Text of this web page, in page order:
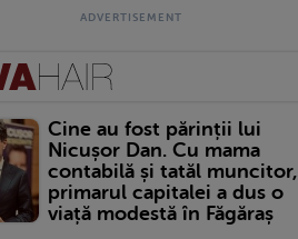
Cine au fost părinții lui
Nicușor Dan. Cu mama
contabilă și tatăl muncitor,
primarul capitalei a dus o
viață modestă în Făgăraș